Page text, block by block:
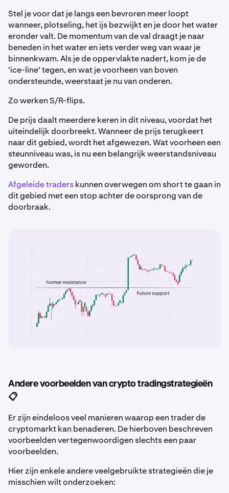
Stel je voor dat je langs een bevroren meer loopt
wanneer, plotseling, het ijs bezwijkt en je door het water
eronder valt. De momentum van de val draagt je naar
beneden in het water en iets verder weg van waar je
binnenkwam. Als je de oppervlakte nadert, kom je de
'ice-line' tegen, en wat je voorheen van boven
ondersteunde, weerstaat je nu van onderen.
Zo werken S/R-flips.
De prijs daalt meerdere keren in dit niveau, voordat het
uiteindelijk doorbreekt. Wanneer de prijs terugkeert
naar dit gebied, wordt het afgewezen. Wat voorheen een
steunniveau was, is nu een belangrijk weerstandsniveau
geworden.
Afgeleide traderskunnen overwegen om short te gaan in
dit gebied met een stop achter de oorsprong van de
doorbraak.
Andere voorbeelden van crypto tradingstrategieën
📋
Er zijn eindeloos veel manieren waarop een trader de
cryptomarkt kan benaderen. De hierboven beschreven
voorbeelden vertegenwoordigen slechts een paar
voorbeelden.
Hier zijn enkele andere veelgebruikte strategieën die je
misschien wilt onderzoeken: